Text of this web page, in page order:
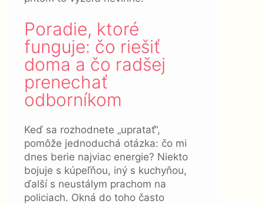
Poradie, ktoré
funguje: čo riešiť
doma a čo radšej
prenechať
odborníkom
Keď sa rozhodnete „upratať“,
pomôže jednoduchá otázka: čo mi
dnes berie najviac energie? Niekto
bojuje s kúpeľňou, iný s kuchyňou,
ďalší s neustálym prachom na
policiach. Okná do toho často